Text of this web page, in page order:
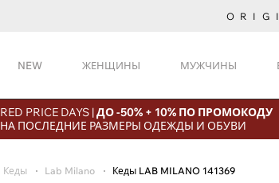
NEW ЖЕНЩИНЫ МУЖЧИНЫ
RED PRICE DAYS |ДО -50% + 10% ПО ПРОМОКОДУ
НА ПОСЛЕДНИЕ РАЗМЕРЫ ОДЕЖДЫ И ОБУВИ
Кеды Lab Milano Кеды LAB MILANO 141369